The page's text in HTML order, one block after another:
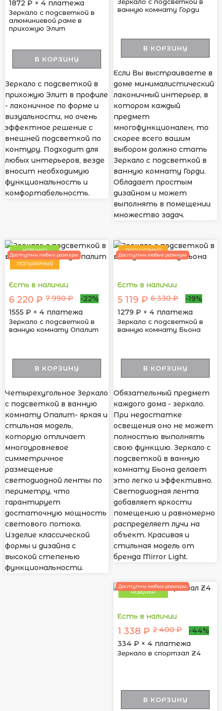
1872 ₽ × 4 платежа
Зеркало с подсветкой в
алюминиевой раме в
прихожую Элит
В КОРЗИНУ
Зеркало с подсветкой в
прихожую Элит в профиле
- лаконичное по форме и
визуальности, но очень
эффектное решение с
внешней подсветкой по
контуру. Подходит для
любых интерьеров, везде
вносит необходимую
функциональность и
комфортабельность.
ванную комнату Горди
В КОРЗИНУ
Если Вы выстраиваете в
доме минималистический
лаконичный интерьер, в
котором каждый
предмет
многофункционален, то
скорее всего вашим
выбором должно стать
Зеркало с подсветкой в
ванную комнату Горди.
Обладает простым
дизайном и может
выполнять в помещении
множество задач.
НОВИНКА
ПОПУЛЯРНЫЙ
Доступны любые размеры
Есть в наличии
6 220 ₽ 7 990 ₽
-22%
1555 ₽ × 4 платежа
Зеркало с подсветкой в
ванную комнату Опалит
В КОРЗИНУ
Четырехугольное Зеркало
с подсветкой в ванную
комнату Опалит- яркая и
стильная модель,
которую отличает
многоуровневое
симметричное
размещение
светодиодной ленты по
периметру, что
гарантирует
достаточную мощность
светового потока.
Изделие классической
формы и дизайна с
высокой степенью
функциональности.
ПОПУЛЯРНЫЙ
Доступны любые размеры
Есть в наличии
5 119 ₽ 6 330 ₽
-19%
1279 ₽ × 4 платежа
Зеркало с подсветкой в
ванную комнату Бьона
В КОРЗИНУ
Обязательный предмет
каждого дома - зеркало.
При недостатке
освещения оно не может
полностью выполнять
свою функцию. Зеркало с
подсветкой в ванную
комнату Бьона делает
это легко и эффективно.
Светодиодная лента
добавляет яркости
помещению и равномерно
распределяет лучи на
объект. Красивая и
стильная модель от
бренда Mirror Light.
НОВИНКА
Доступны любые размеры
Есть в наличии
1 338 ₽ 2 400 ₽
-44%
334 ₽ × 4 платежа
Зеркало в спортзал Z4
В КОРЗИНУ